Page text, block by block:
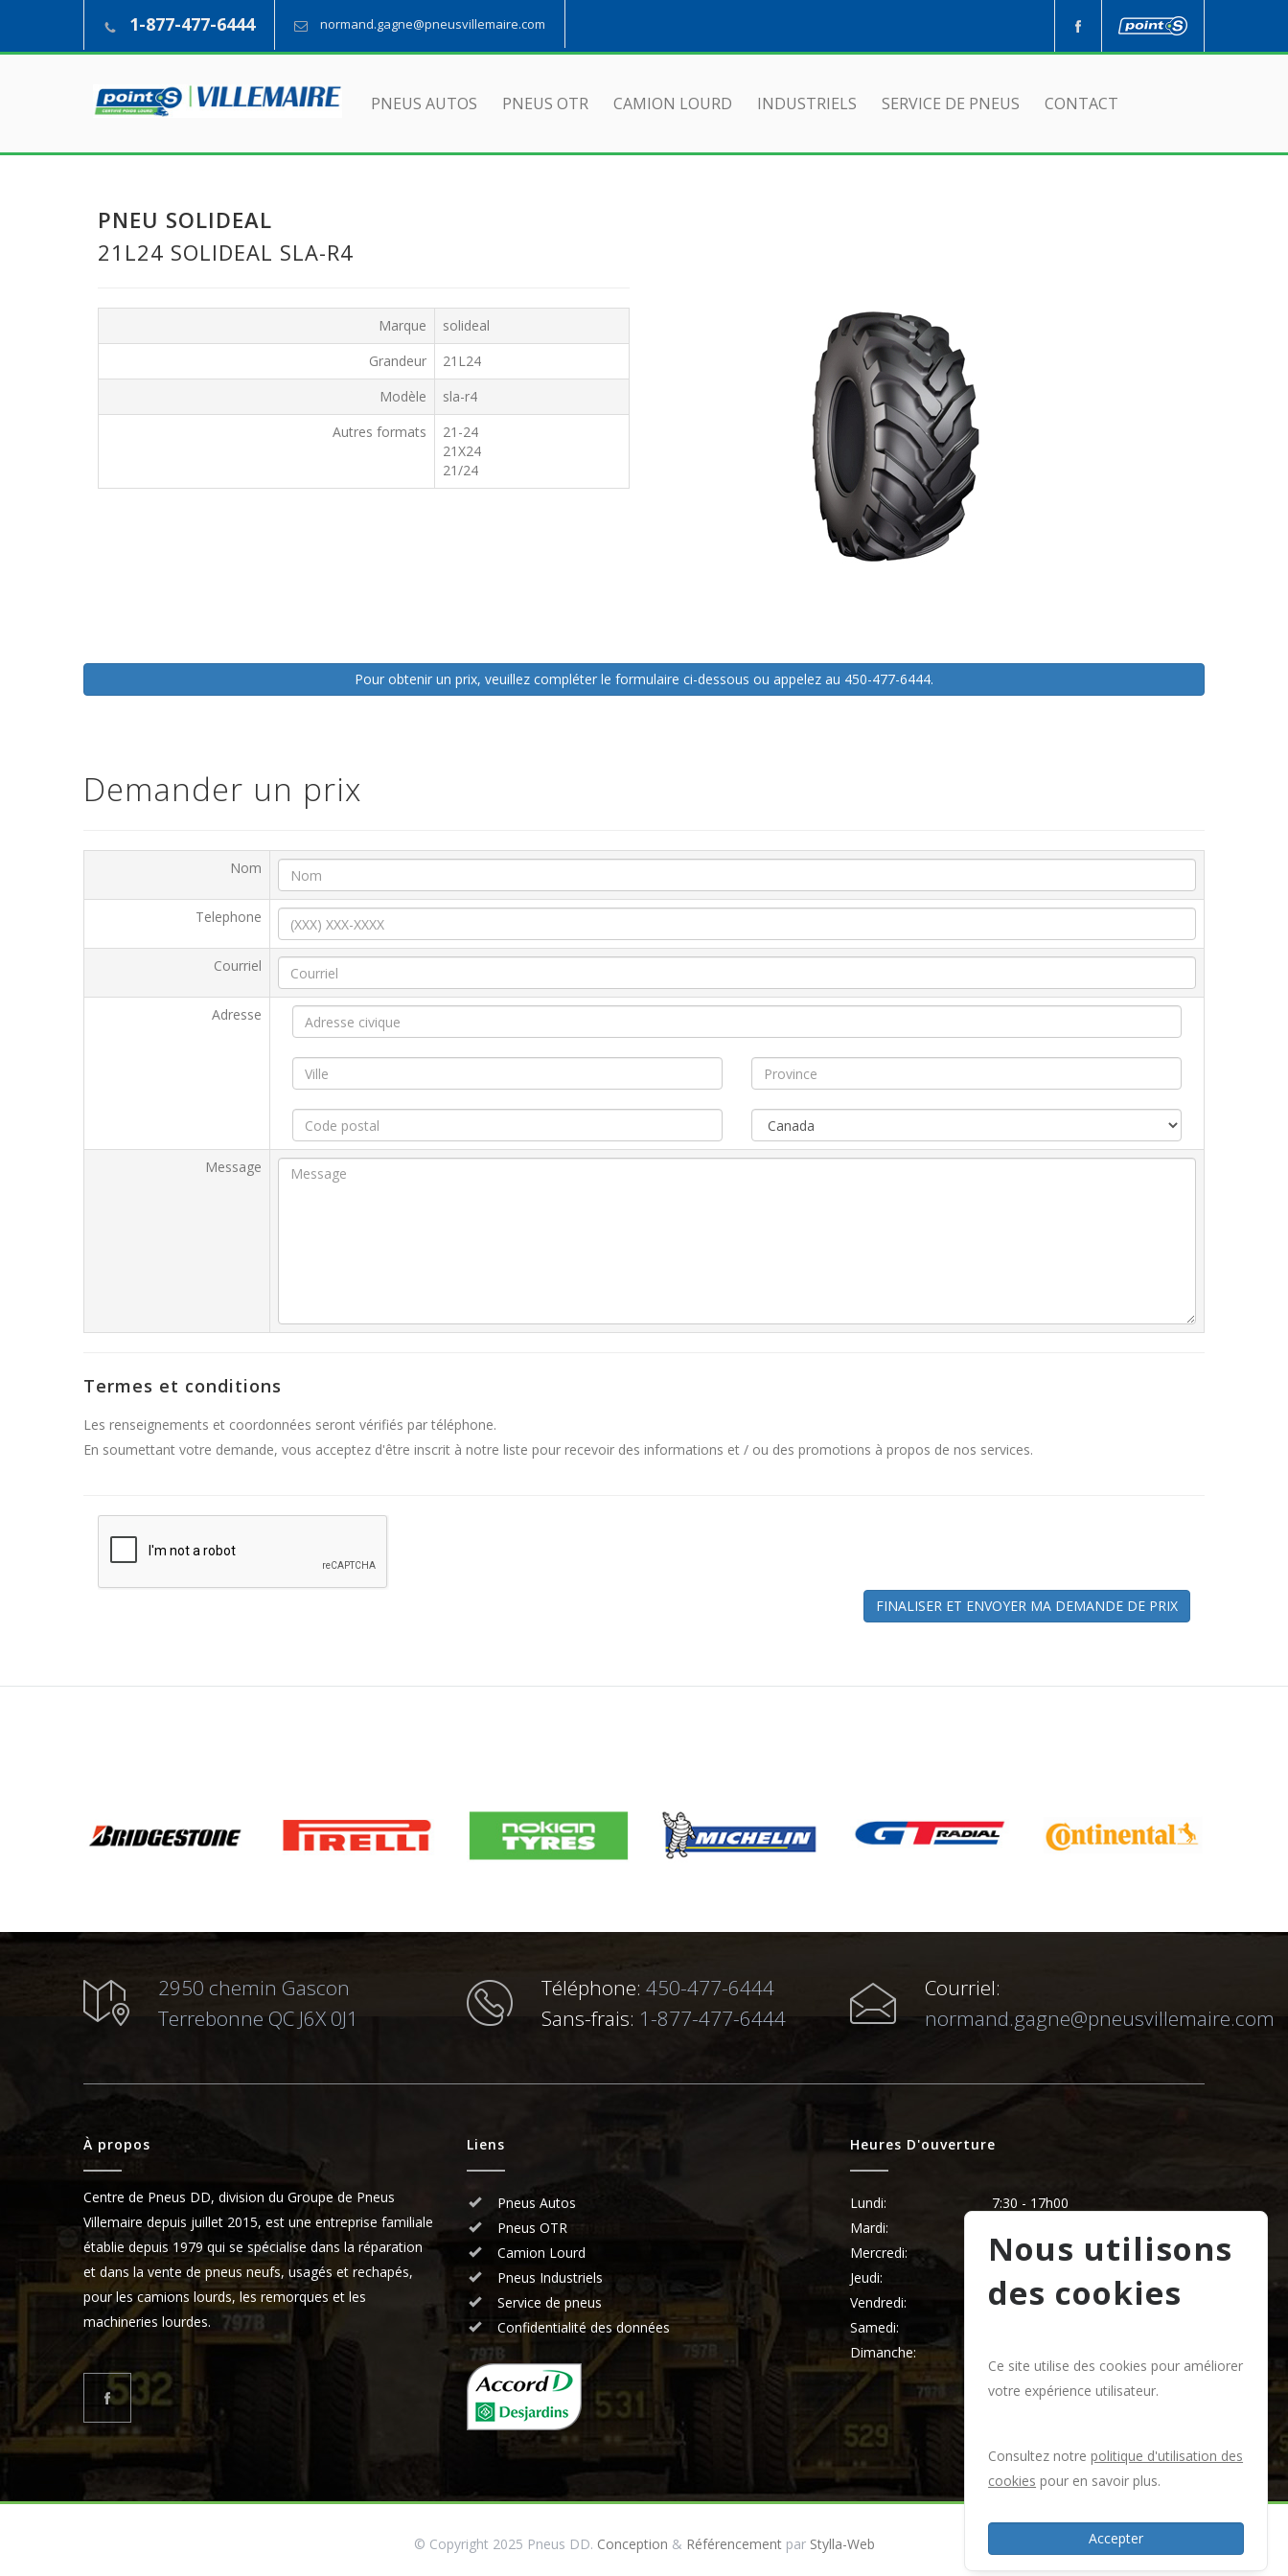
1-877-477-6444 normand.gagne@pneusvillemaire.com
PNEUS AUTOS PNEUS OTR CAMION LOURD INDUSTRIELS SERVICE DE PNEUS CONTACT
PNEU SOLIDEAL
21L24 SOLIDEAL SLA-R4
Marque
solideal
Grandeur
21L24
Modèle
sla-r4
Autres formats
21-24
21X24
21/24
Pour obtenir un prix, veuillez compléter le formulaire ci-dessous ou appelez au 450-477-6444.
Demander un prix
Nom
Telephone
Courriel
Adresse
Message
Termes et conditions
Les renseignements et coordonnées seront vérifiés par téléphone.
En soumettant votre demande, vous acceptez d'être inscrit à notre liste pour recevoir des informations et / ou des promotions à propos de nos services.
FINALISER ET ENVOYER MA DEMANDE DE PRIX
2950 chemin Gascon
Terrebonne QC J6X 0J1
Téléphone: 450-477-6444
Sans-frais: 1-877-477-6444
Courriel:
normand.gagne@pneusvillemaire.com
À propos
Centre de Pneus DD, division du Groupe de Pneus
Villemaire depuis juillet 2015, est une entreprise familiale
établie depuis 1979 qui se spécialise dans la réparation
et dans la vente de pneus neufs, usagés et rechapés,
pour les camions lourds, les remorques et les
machineries lourdes.
Liens
Pneus Autos
Pneus OTR
Camion Lourd
Pneus Industriels
Service de pneus
Confidentialité des données
Heures D'ouverture
Lundi:
7:30 - 17h00
Mardi:
Mercredi:
7:30 - 17h00
Jeudi:
7:30 - 17h00
Vendredi:
7:30 - 17h00
Samedi:
Dimanche:
© Copyright 2025 Pneus DD. Conception & Référencementpar Stylla-Web
Nous utilisons
des cookies
Ce site utilise des cookies pour améliorer
votre expérience utilisateur.
Consultez notrepolitique d'utilisation des
cookies pour en savoir plus.
Accepter